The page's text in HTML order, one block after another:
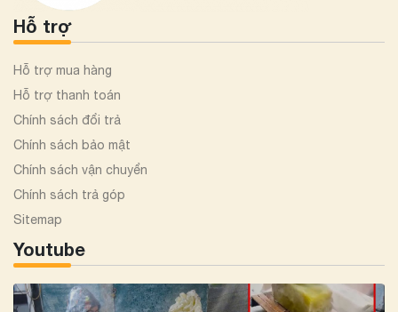
Hỗ trợ
Hỗ trợ mua hàng
Hỗ trợ thanh toán
Chính sách đổi trả
Chính sách bảo mật
Chính sách vận chuyển
Chính sách trả góp
Sitemap
Youtube